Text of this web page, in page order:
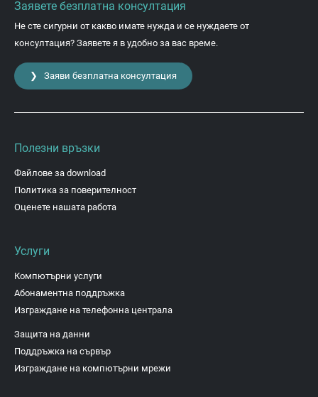
Заявете безплатна консултация
Не сте сигурни от какво имате нужда и се нуждаете от
консултация? Заявете я в удобно за вас време.
❯ Заяви безплатна консултация
Полезни връзки
Файлове за download
Политика за поверителност
Оценете нашата работа
Услуги
Компютърни услуги
Абонаментна поддръжка
Изграждане на телефонна централа
Защита на данни
Поддръжка на сървър
Изграждане на компютърни мрежи